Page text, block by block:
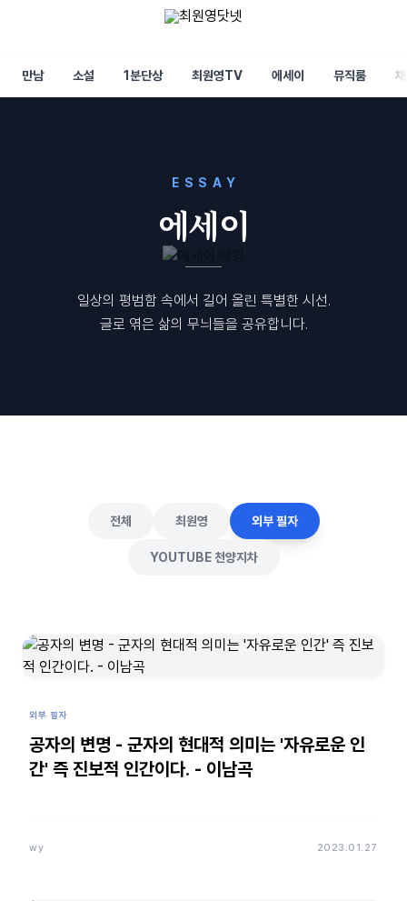
만남 소설 1분단상 최원영TV 에세이 뮤직룸
ESSAY
에세이
일상의 평범함 속에서 길어 올린 특별한 시선.
글로 엮은 삶의 무늬들을 공유합니다.
전체 최원영 외부 필자
YOUTUBE 천양지차
외부 필자
공자의 변명 - 군자의 현대적 의미는 '자유로운 인
간' 즉 진보적 인간이다. - 이남곡
wy 2023.01.27